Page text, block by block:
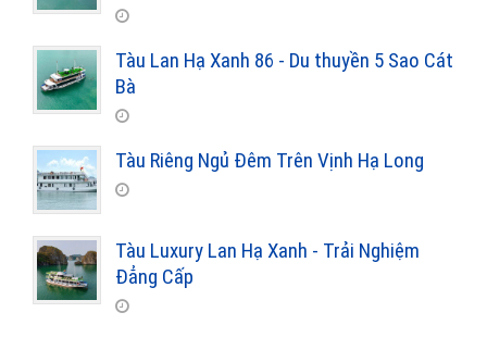
Tàu Lan Hạ Xanh 86 - Du thuyền 5 Sao Cát
Bà
Tàu Riêng Ngủ Đêm Trên Vịnh Hạ Long
Tàu Luxury Lan Hạ Xanh - Trải Nghiệm
Đẳng Cấp